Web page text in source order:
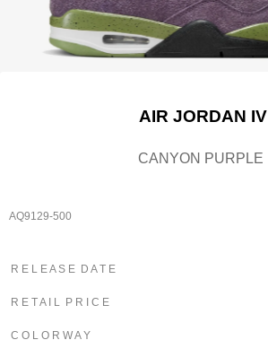
AIR JORDAN IV
CANYON PURPLE
AQ9129-500
R E L E A S E D A T E
R E T A I L P R I C E
C O L O R W A Y